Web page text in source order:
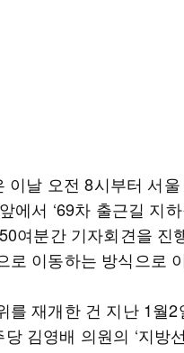
이날 오전 8시부터 서
에서 ‘69차 출근길 지
여분간 기자회견을 진
로 이동하는 방식으로
를 재개한 건 지난 1월
김영배 의원의 ‘지방